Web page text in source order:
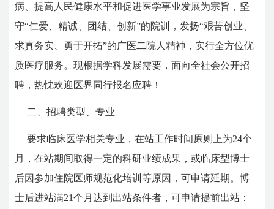
病、提高人民健康水平和促进医学事业发展为宗旨，坚
守“仁爱、精诚、团结、创新”的院训，发扬“艰苦创业、
求真务实、勇于开拓”的广医二院人精神，实行全方位优
质医疗服务。现根据学科发展需要，面向全社会公开招
聘，热忱欢迎医界同行报名应聘！
二、招聘类型、专业
要求临床医学相关专业，在站工作时间原则上为24个
月，在站期间取得一定的科研业绩成果，或临床型博士
后因参加住院医师规范化培训等原因，可申请延期。博
士后进站满21个月达到出站条件者，可申请提前出站：